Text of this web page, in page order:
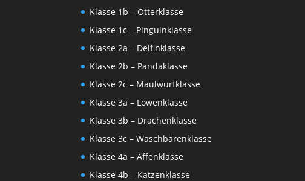
Klasse 1b – Otterklasse
Klasse 1c – Pinguinklasse
Klasse 2a – Delfinklasse
Klasse 2b – Pandaklasse
Klasse 2c – Maulwurfklasse
Klasse 3a – Löwenklasse
Klasse 3b – Drachenklasse
Klasse 3c – Waschbärenklasse
Klasse 4a – Affenklasse
Klasse 4b – Katzenklasse